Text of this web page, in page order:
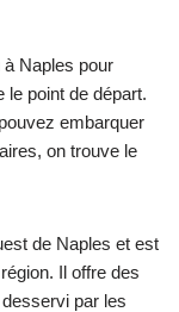
Naples pour
le point de départ.
embarquer
on trouve le
de Naples et est
Il offre des
par les